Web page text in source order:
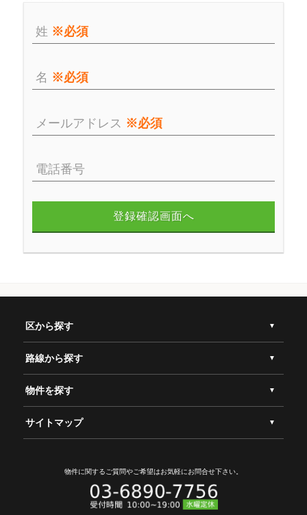
姓 ※必須
名 ※必須
メールアドレス ※必須
電話番号
登録確認画面へ
区から探す
路線から探す
物件を探す
サイトマップ
物件に関するご質問やご希望はお気軽にお問合せ下さい。